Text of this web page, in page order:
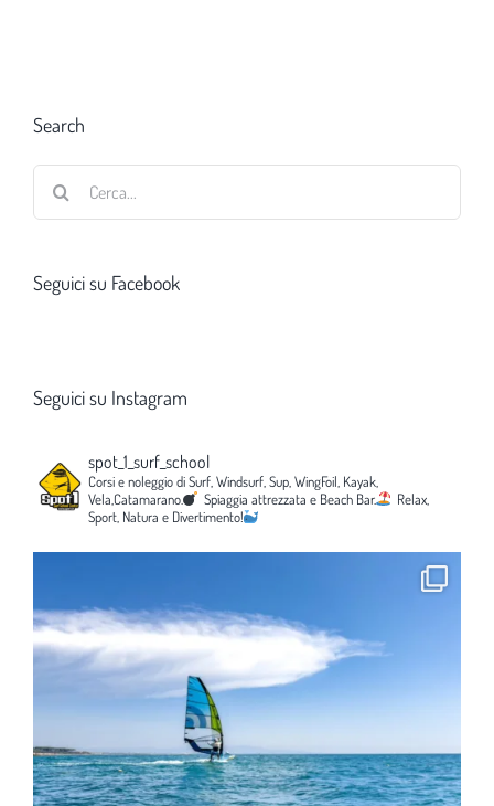
Search
Seguici su Facebook
Seguici su Instagram
spot_1_surf_school
Corsi e noleggio di Surf, Windsurf, Sup, WingFoil, Kayak,
Vela,Catamarano.
Spiaggia attrezzata e Beach Bar.
Relax,
Sport, Natura e Divertimento!